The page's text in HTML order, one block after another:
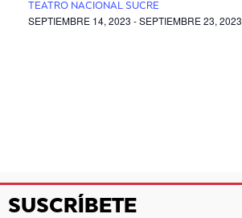
TEATRO NACIONAL SUCRE
SEPTIEMBRE 14, 2023 - SEPTIEMBRE 23, 2023
SUSCRÍBETE